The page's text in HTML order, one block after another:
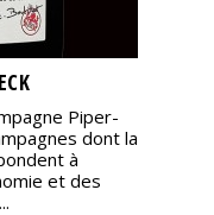
Piper-
dont la
à
et des